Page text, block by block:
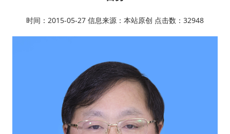
时间：2015-05-27 信息来源：本站原创 点击数：32948